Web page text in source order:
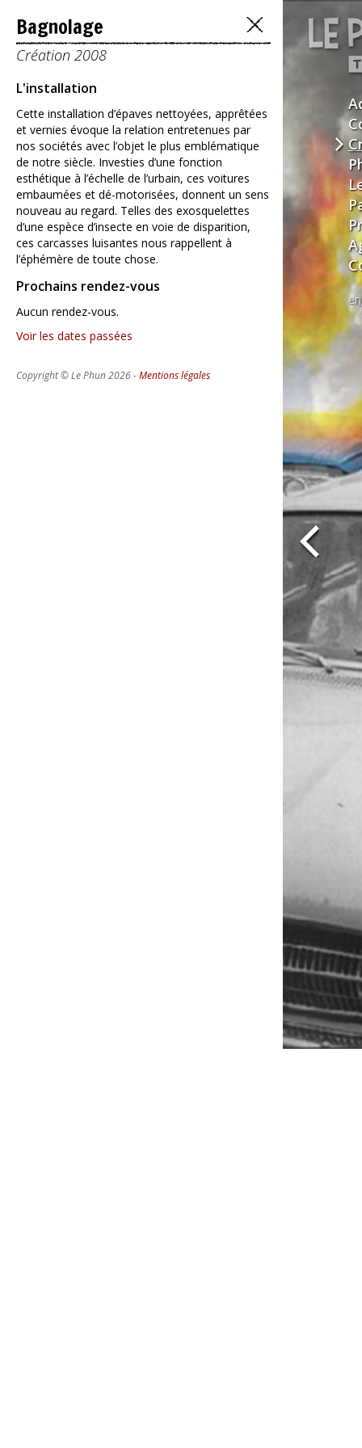
Bagnolage
Création 2008
L'installation
Cette installation d’épaves nettoyées, apprêtées
et vernies évoque la relation entretenues par
nos sociétés avec l’objet le plus emblématique
de notre siècle. Investies d’une fonction
esthétique à l’échelle de l’urbain, ces voitures
embaumées et dé-motorisées, donnent un sens
nouveau au regard. Telles des exosquelettes
d’une espèce d’insecte en voie de disparition,
ces carcasses luisantes nous rappellent à
l’éphémère de toute chose.
Prochains rendez-vous
Aucun rendez-vous.
Voir les dates passées
Copyright © Le Phun 2026 -Mentions légales